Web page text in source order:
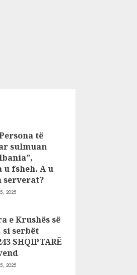
të
sulmuan
fsheh. A u
serverat?
2025
e Krushës së
si serbët
SHQIPTARË
2025